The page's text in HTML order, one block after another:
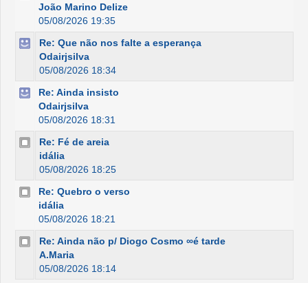
João Marino Delize
05/08/2026 19:35
Re: Que não nos falte a esperança
Odairjsilva
05/08/2026 18:34
Re: Ainda insisto
Odairjsilva
05/08/2026 18:31
Re: Fé de areia
idália
05/08/2026 18:25
Re: Quebro o verso
idália
05/08/2026 18:21
Re: Ainda não p/ Diogo Cosmo ∞é tarde
A.Maria
05/08/2026 18:14